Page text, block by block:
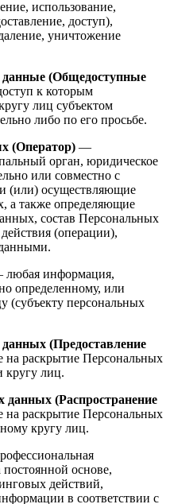
использование,
доступ),
уничтожение
(Общедоступные
к которым
лиц субъектом
либо по его просьбе.
(Оператор) —
орган, юридическое
или совместно с
(или) осуществляющие
а также определяющие
состав Персональных
(операции),
информация,
определенному, или
(субъекту персональных
(Предоставление
раскрытие Персональных
кругу лиц.
данных (Распространение
раскрытие Персональных
кругу лиц.
постоянной основе,
действий,
в соответствии с